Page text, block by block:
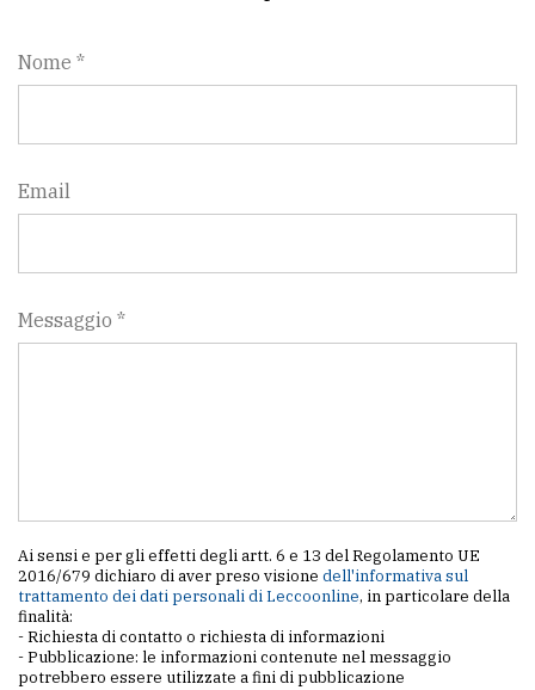
Nome *
Email
Messaggio *
Ai sensi e per gli effetti degli artt. 6 e 13 del Regolamento UE
2016/679 dichiaro di aver preso visione dell'informativa sul
trattamento dei dati personali di Leccoonline, in particolare della
finalità:
- Richiesta di contatto o richiesta di informazioni
- Pubblicazione: le informazioni contenute nel messaggio
potrebbero essere utilizzate a fini di pubblicazione